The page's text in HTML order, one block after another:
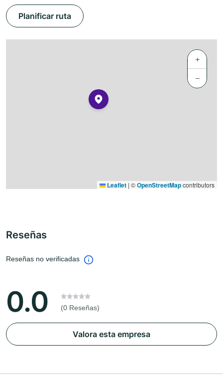
Planificar ruta
+
−
Leaflet | ©OpenStreetMapcontributors
Reseñas
Reseñas no verificadas
0.0 (0 Reseñas)
Valora esta empresa